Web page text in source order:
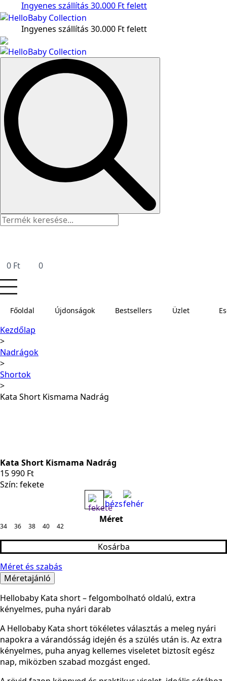
Ingyenes szállítás 30.000 Ft felett
Ingyenes szállítás 30.000 Ft felett
Search
0 Ft 0
Főoldal Újdonságok Bestsellers Üzlet
Kezdőlap
Nadrágok
Shortok
Kata Short Kismama Nadrág
Kata Short Kismama Nadrág
15 990 Ft
Szín: fekete
Méret
34 36 38 40 42
Kosárba
Méret és szabás
Méretajánló
Hellobaby Kata short – felgombolható oldalú, extra
kényelmes, puha nyári darab
A Hellobaby Kata short tökéletes választás a meleg nyári
napokra a várandósság idején és a szülés után is. Az extra
kényelmes, puha anyag kellemes viseletet biztosít egész
nap, miközben szabad mozgást enged.